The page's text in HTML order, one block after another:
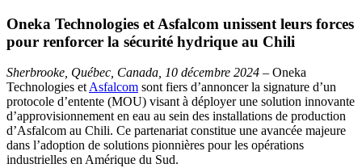
Oneka Technologies et Asfalcom unissent leurs forces
pour renforcer la sécurité hydrique au Chili
Sherbrooke, Québec, Canada, 10 décembre 2024 – Oneka
Technologies etAsfalcom sont fiers d’annoncer la signature d’un
protocole d’entente (MOU) visant à déployer une solution innovante
d’approvisionnement en eau au sein des installations de production
d’Asfalcom au Chili. Ce partenariat constitue une avancée majeure
dans l’adoption de solutions pionnières pour les opérations
industrielles en Amérique du Sud.